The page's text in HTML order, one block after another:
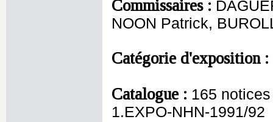
Commissaires :
NOON Patrick,
Catégorie d'exposition :
Catalogue : 165
1.EXPO-NHN-1991/92